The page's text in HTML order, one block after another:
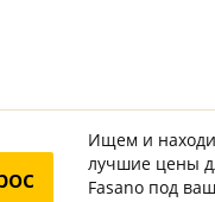
Ищем и
лучшие цены
Fasano под